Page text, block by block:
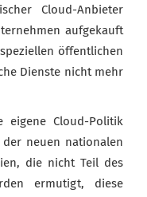
Cloud-Anbieter
aufgekauft
öffentlichen
Dienste nicht mehr
Cloud-Politik
neuen nationalen
die nicht Teil des
ermutigt, diese